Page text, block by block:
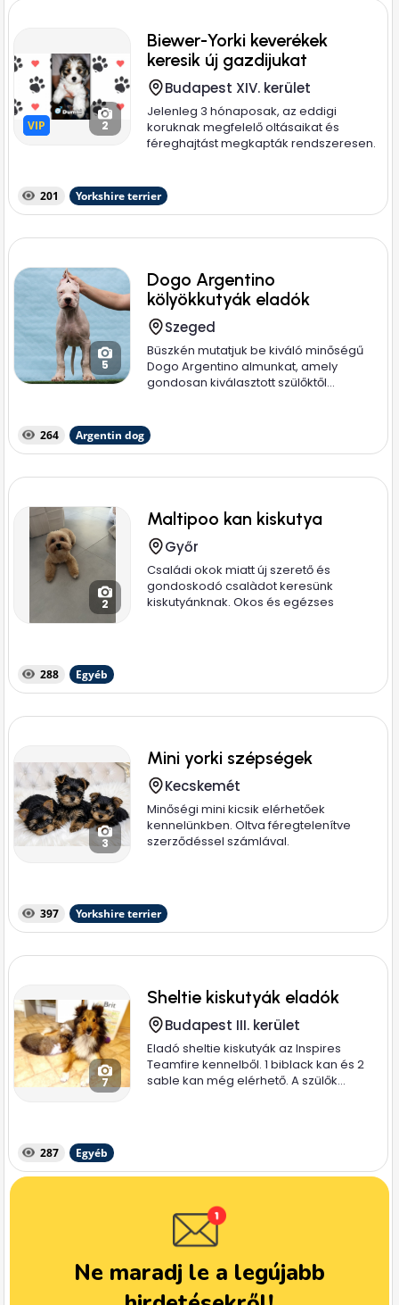
VIP
VIP 2
Biewer-Yorki keverékek
keresik új gazdijukat
Budapest XIV. kerület
Jelenleg 3 hónaposak, az eddigi
koruknak megfelelő oltásaikat és
féreghajtást megkapták rendszeresen.
201 Yorkshire terrier
5
Dogo Argentino
kölyökkutyák eladók
Szeged
Büszkén mutatjuk be kiváló minőségű
Dogo Argentino almunkat, amely
gondosan kiválasztott szülőktől...
264 Argentin dog
2
Maltipoo kan kiskutya
Győr
Családi okok miatt új szerető és
gondoskodó csalàdot keresünk
kiskutyánknak. Okos és egézses
288 Egyéb
3
Mini yorki szépségek
Kecskemét
Minőségi mini kicsik elérhetőek
kennelünkben. Oltva féregtelenítve
szerződéssel számlával.
397 Yorkshire terrier
7
Sheltie kiskutyák eladók
Budapest III. kerület
Eladó sheltie kiskutyák az Inspires
Teamfire kennelből. 1 biblack kan és 2
sable kan még elérhető. A szülők...
287 Egyéb
Ne maradj le a legújabb